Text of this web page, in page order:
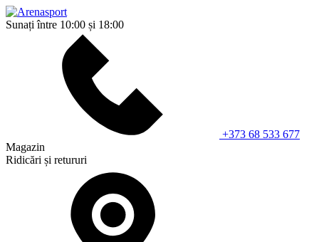
Sunați între 10:00 și 18:00
+373 68 533 677
Magazin
Ridicări și retururi